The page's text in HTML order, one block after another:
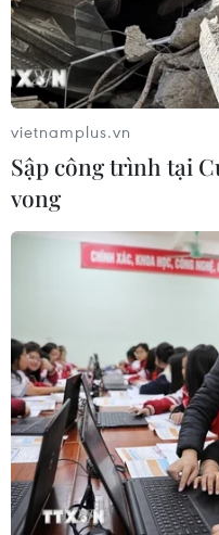
vietnamplus.vn
Sập công trình tại
vong